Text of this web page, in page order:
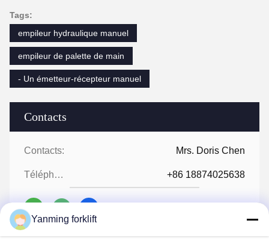
Contacts
Contacts: Mrs. Doris Chen
Téléphone: +86 18874025638
Tags:
empileur hydraulique manuel
empileur de palette de main
- Un émetteur-récepteur manuel
Yanming forklift